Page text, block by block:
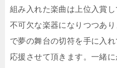
組み入れた楽曲は上位入賞
不可欠な楽器になりつつあ
で夢の舞台の切符を手に入
応援させて頂きます。一緒